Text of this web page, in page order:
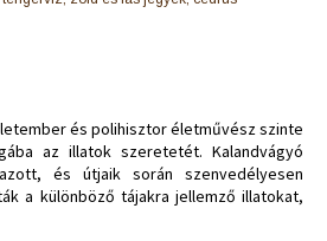
és polihisztor életművész szinte
az illatok szeretetét. Kalandvágyó
és útjaik során szenvedélyesen
a különböző tájakra jellemző illatokat,